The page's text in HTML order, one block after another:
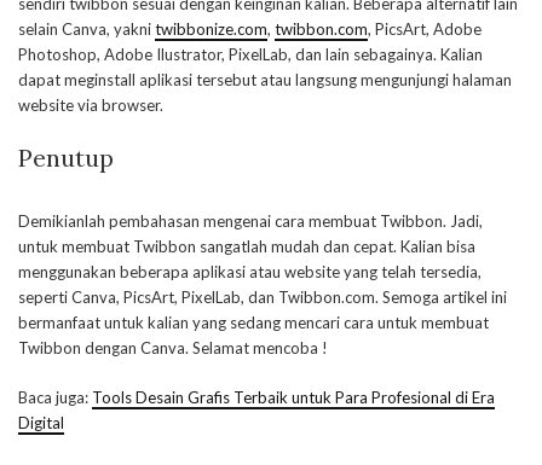
selain Canva, yaknitwibbonize.com, twibbon.com, PicsArt, Adobe
Photoshop, Adobe Ilustrator, PixelLab, dan lain sebagainya. Kalian
dapat meginstall aplikasi tersebut atau langsung mengunjungi halaman
website via browser.
Penutup
Demikianlah pembahasan mengenai cara membuat Twibbon. Jadi,
untuk membuat Twibbon sangatlah mudah dan cepat. Kalian bisa
menggunakan beberapa aplikasi atau website yang telah tersedia,
seperti Canva, PicsArt, PixelLab, dan Twibbon.com. Semoga artikel ini
bermanfaat untuk kalian yang sedang mencari cara untuk membuat
Twibbon dengan Canva. Selamat mencoba !
Baca juga: Tools Desain Grafis Terbaik untuk Para Profesional di Era
Digital